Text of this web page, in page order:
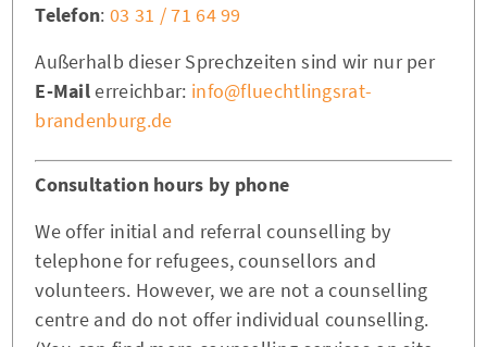
Telefon: 03 31 / 71 64 99
Außerhalb dieser Sprechzeiten sind wir nur per
E-Mailerreichbar: info@fluechtlingsrat-
brandenburg.de
Consultation hours by phone
We offer initial and referral counselling by
telephone for refugees, counsellors and
volunteers. However, we are not a counselling
centre and do not offer individual counselling.